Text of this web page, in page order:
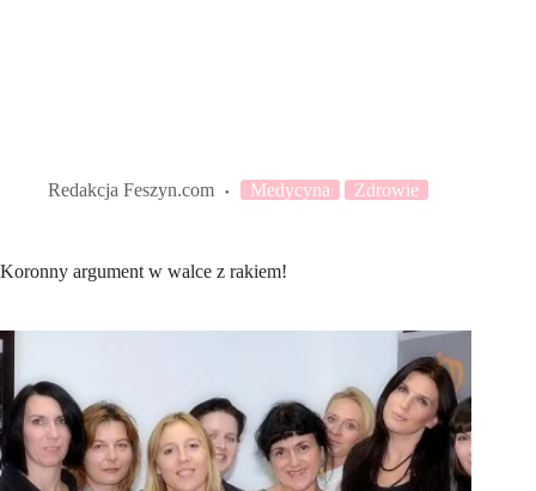
Redakcja Feszyn.com Medycyna Zdrowie
Koronny argument w walce z rakiem!